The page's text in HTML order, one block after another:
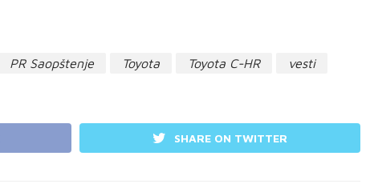
PR Saopštenje Toyota Toyota C-HR
vesti
SHARE ON TWITTER